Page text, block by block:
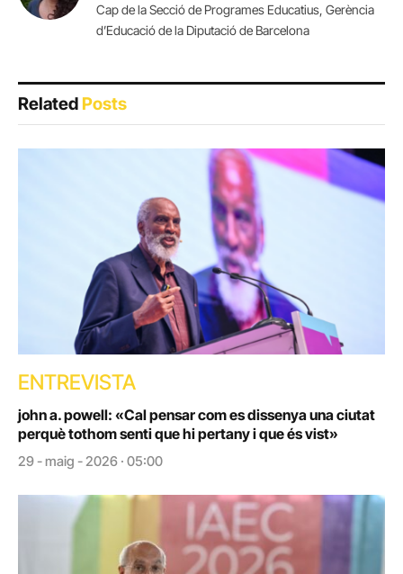
Cap de la Secció de Programes Educatius, Gerència
d’Educació de la Diputació de Barcelona
RelatedPosts
ENTREVISTA
john a. powell: «Cal pensar com es dissenya una ciutat
perquè tothom senti que hi pertany i que és vist»
29 - maig - 2026 · 05:00